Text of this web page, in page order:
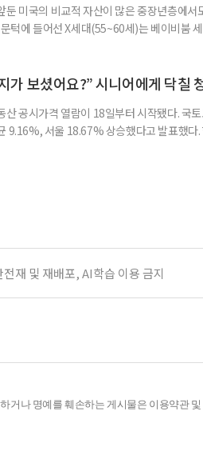
둔 미국의 비교적 자산이 많은 중장년층에
턱에 들어선 X세대(55~60세)는 베이비붐
뜻으로 읽힌다. 지난 1일 미국의 은퇴보장 전
가 보셨어요?” 시니어에게 닥칠
산 공시가격 열람이 18일부터 시작됐다. 국
9.16%, 서울 18.67% 상승했다고 발표했
재 및 재배포, AI학습 이용 금지